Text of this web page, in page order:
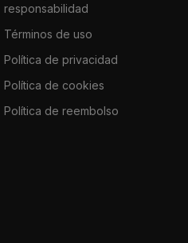
responsabilidad
Términos de uso
Política de privacidad
Política de cookies
Política de reembolso